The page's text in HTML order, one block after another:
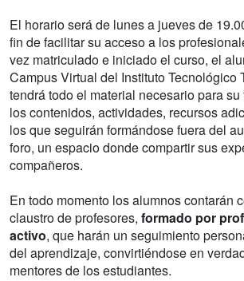
El horario será de lunes a jueves de
fin de facilitar su acceso a los
vez matriculado e iniciado el curso, el
Campus Virtual del Instituto Tecnológico
tendrá todo el material necesario para
los contenidos, actividades, recursos
los que seguirán formándose fuera del
foro, un espacio donde compartir sus
compañeros.
En todo momento los alumnos contarán
claustro de profesores, formado por
activo, que harán un seguimiento
del aprendizaje, convirtiéndose en
mentores de los estudiantes.